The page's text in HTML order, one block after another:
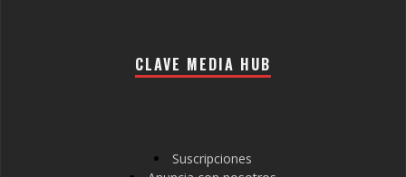
CLAVE MEDIA HUB
Suscripciones